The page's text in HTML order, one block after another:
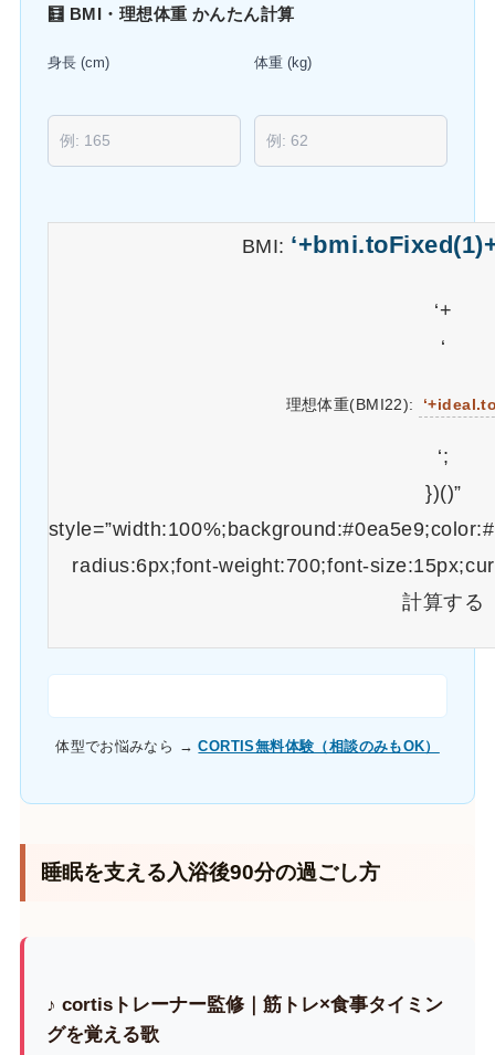
🧮 BMI・理想体重 かんたん計算
身長 (cm) 体重 (kg)
BMI:
‘+
‘
理想体重(BMI22):
‘;
})()”
radius:6px;font-weight:700;font-
計算する
体型でお悩みなら →CORTIS無料体験（相談のみもOK）
睡眠を支える入浴後90分の過ごし方
♪ cortisトレーナー監修｜筋トレ×食事タイミン
グを覚える歌